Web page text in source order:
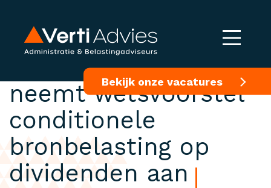
Bekijk onze vacatures
Tweede Kamer
neemt wetsvoorstel
conditionele
bronbelasting op
dividenden aan